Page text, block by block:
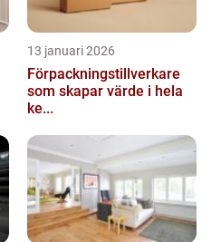
13 januari 2026
Förpackningstillverkare
som skapar värde i hela
ke...